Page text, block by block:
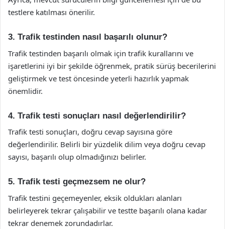
testlere katılması önerilir.
3. Trafik testinden nasıl başarılı olunur?
Trafik testinden başarılı olmak için trafik kurallarını ve
işaretlerini iyi bir şekilde öğrenmek, pratik sürüş becerilerini
geliştirmek ve test öncesinde yeterli hazırlık yapmak
önemlidir.
4. Trafik testi sonuçları nasıl değerlendirilir?
Trafik testi sonuçları, doğru cevap sayısına göre
değerlendirilir. Belirli bir yüzdelik dilim veya doğru cevap
sayısı, başarılı olup olmadığınızı belirler.
5. Trafik testi geçmezsem ne olur?
Trafik testini geçemeyenler, eksik oldukları alanları
belirleyerek tekrar çalışabilir ve testte başarılı olana kadar
tekrar denemek zorundadırlar.